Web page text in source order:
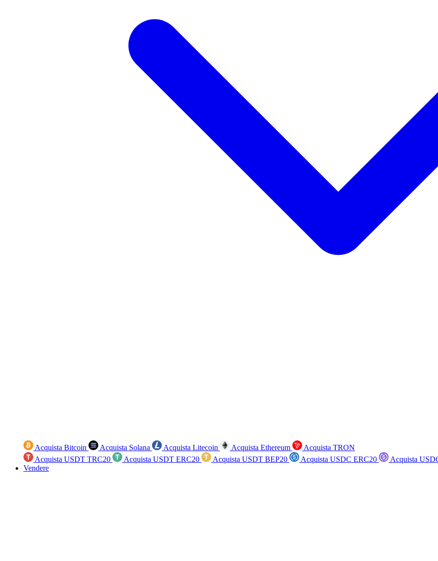
Acquista Bitcoin Acquista Solana Acquista Litecoin Acquista Ethereum
Acquista TRON
Acquista USDT TRC20
Acquista USDT ERC20 Acquista USDT BEP20 Acquista USDC ERC20
Acquista
Vendere